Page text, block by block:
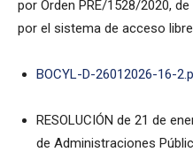
por Orden PRE/1528/2020,
por el sistema de acceso
BOCYL-D-26012026-16-
RESOLUCIÓN de 21 de
de Administraciones